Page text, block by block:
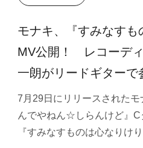
モナキ、『すみなすも
MV公開！ レコーデ
一朗がリードギターで
7月29日にリリースされた
んでやねん☆しらんけど』C
『すみなすものは心なりけ